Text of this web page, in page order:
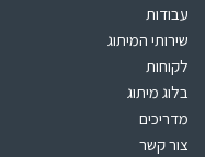
עבודות
שירותי המיתוג
לקוחות
בלוג מיתוג
מדריכים
צור קשר